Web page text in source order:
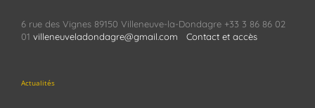
6 rue des Vignes 89150 Villeneuve-la-Dondagre +33 3 86 86 02
01 villeneuveladondagre@gmail.com Contact et accès
Actualités